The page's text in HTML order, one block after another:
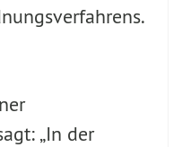
„In der